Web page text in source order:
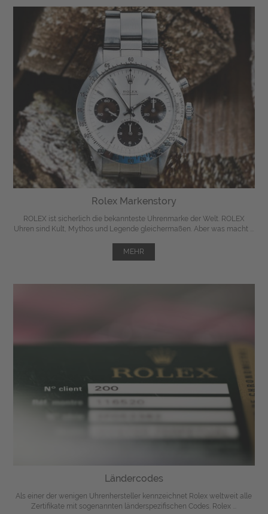
Rolex Markenstory
ROLEX ist sicherlich die bekannteste Uhrenmarke der Welt. ROLEX
Uhren sind Kult, Mythos und Legende gleichermaßen. Aber was macht ...
MEHR
Ländercodes
Als einer der wenigen Uhrenhersteller kennzeichnet Rolex weltweit alle
Zertifikate mit sogenannten länderspezifischen Codes. Rolex ...